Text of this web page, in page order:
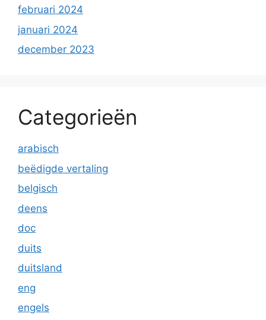
februari 2024
januari 2024
december 2023
Categorieën
arabisch
beëdigde vertaling
belgisch
deens
doc
duits
duitsland
eng
engels